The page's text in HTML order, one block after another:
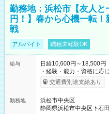
勤務地：浜松市【友人
円！】春から心機一転
戦
アルバイト 職種未経験OK
給与
日給10,600円～18,500円
・経験・能力・資格に応
得・勤務成績により随時
払い・週払い制度あり（
支援あり（費用会社全額
130,000円） 【試用期間】試用期間あり 試用期間の長さ：3ヶ月
交通費別途支給あり
勤務地
浜松市中央区
静岡県浜松市中央区下石